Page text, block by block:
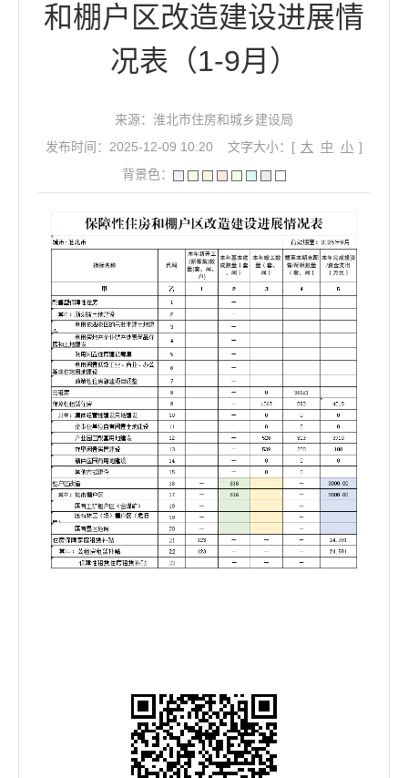
和棚户区改造建设进展情
况表（1-9月）
来源：淮北市住房和城乡建设局
发布时间：2025-12-09 10:20
文字大小：[ 大 中 小 ]
背景色：